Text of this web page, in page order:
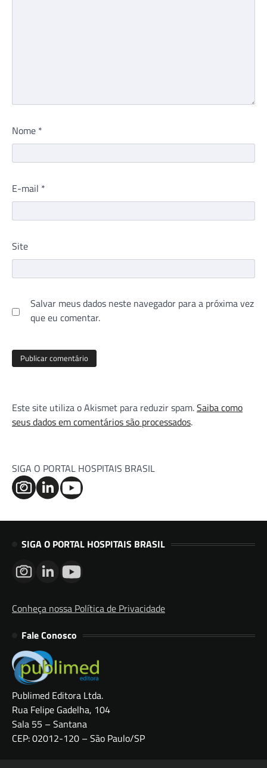
Nome *
E-mail *
Site
Salvar meus dados neste navegador para a próxima vez
que eu comentar.
Este site utiliza o Akismet para reduzir spam.Saiba como
seus dados em comentários são processados.
SIGA O PORTAL HOSPITAIS BRASIL
SIGA O PORTAL HOSPITAIS BRASIL
Conheça nossa Política de Privacidade
Fale Conosco
Publimed Editora Ltda.
Rua Felipe Gadelha, 104
Sala 55 – Santana
CEP: 02012-120 – São Paulo/SP